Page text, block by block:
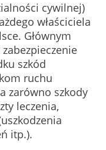
cywilnej)
właściciela
Głównym
szkód
ruchu
zarówno szkody
leczenia,
itp.).